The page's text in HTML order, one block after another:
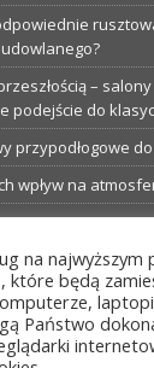
– salony
podejście do
przypodłogowe
wpływ na
magazyny
dla każdego
w łazience:
na najwyższym
które będą
Państwo